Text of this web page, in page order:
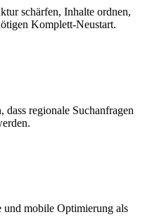
schärfen, Inhalte ordnen,
Komplett-Neustart.
dass regionale Suchanfragen
und mobile Optimierung als